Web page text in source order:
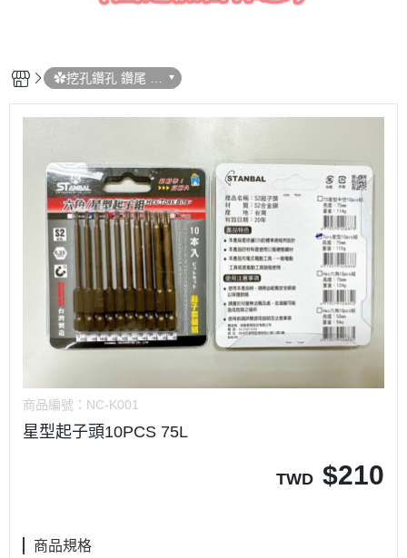
✿挖孔鑽孔 鑽尾 /
起子頭 /鑽兼鎖 / 圓
穴鋸
商品編號： NC-K001
星型起子頭10PCS 75L
TWD $210
商品規格